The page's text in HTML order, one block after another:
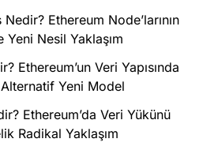
Ethereum Node’larının
Nesil Yaklaşım
Ethereum’un Veri Yapısında
Yeni Model
Ethereum’da Veri Yükünü
Radikal Yaklaşım